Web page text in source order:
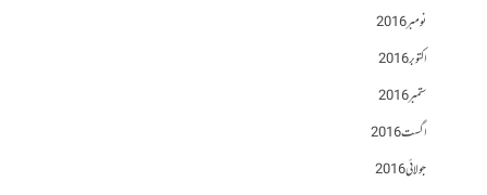
نومبر 2016
اکتوبر 2016
ستمبر 2016
اگست 2016
جولائی 2016